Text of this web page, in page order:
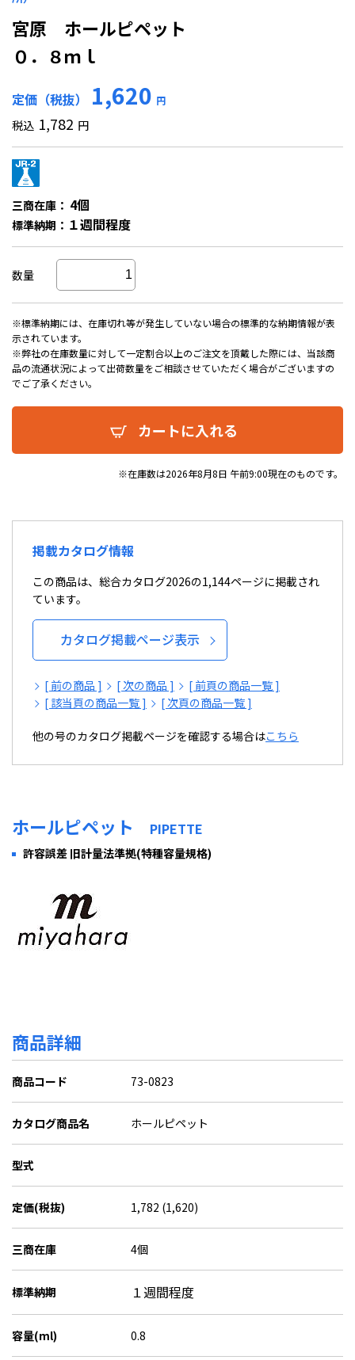
宮原 ホールピペット
０．８ｍｌ
定価（税抜） 1,620 円
税込 1,782 円
三商在庫： 4個
標準納期： １週間程度
数量
※標準納期には、在庫切れ等が発生していない場合の標準的な納期情報が表
示されています。
※弊社の在庫数量に対して一定割合以上のご注文を頂戴した際には、当該商
品の流通状況によって出荷数量をご相談させていただく場合がございますの
でご了承ください。
カートに入れる
※在庫数は2026年8月8日 午前9:00現在のものです。
掲載カタログ情報
この商品は、総合カタログ2026の1,144ページに掲載され
ています。
カタログ掲載ページ表示
[ 前の商品 ] [ 次の商品 ]
[ 前頁の商品一覧 ]
[ 該当頁の商品一覧 ]
[ 次頁の商品一覧 ]
他の号のカタログ掲載ページを確認する場合はこちら
ホールピペット PIPETTE
許容誤差 旧計量法準拠(特種容量規格)
商品詳細
商品コード 73-0823
カタログ商品名 ホールピペット
型式
定価(税抜) 1,782 (1,620)
三商在庫 4個
標準納期 １週間程度
容量(ml) 0.8